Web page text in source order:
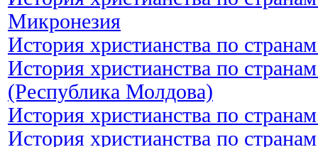
Микронезия
История христианства по
История христианства по
(Республика Молдова)
История христианства по
История христианства по